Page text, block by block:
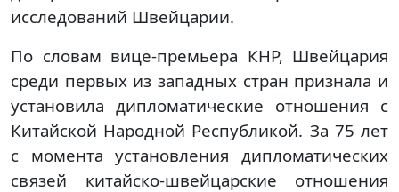
исследований Швейцарии.
По словам вице-премьера КНР, Швейцария
среди первых из западных стран признала и
установила дипломатические отношения с
Китайской Народной Республикой. За 75 лет
с момента установления дипломатических
связей китайско-швейцарские отношения